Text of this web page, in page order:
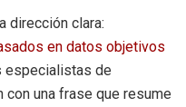
dirección clara:
en datos objetivos
especialistas de
con una frase que resume